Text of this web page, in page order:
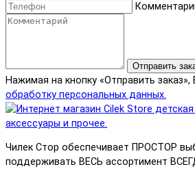
Отправить
Нажимая на кнопку «Отправить заказ»,
обработку персональных данных.
Чилек Стор обеспечивает ПРОСТОР
поддерживать ВЕСЬ ассортимент